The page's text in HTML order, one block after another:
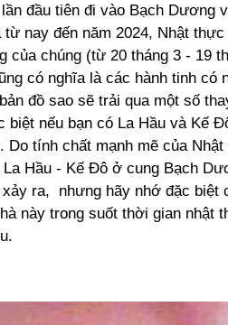
đầu tiên đi vào Bạch Dương
nay đến năm 2024, Nhật
của chúng (từ 20 tháng 3 - 19
có nghĩa là các hành tinh có
đồ sao sẽ trải qua một số
nếu bạn có La Hầu và Kế
Do tính chất mạnh mẽ của
Hầu - Kế Đô ở cung Bạch
ra, nhưng hãy nhớ đặc biệt
này trong suốt thời gian nhật